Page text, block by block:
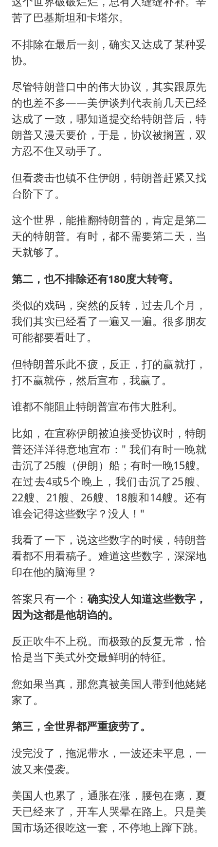
苦了巴基斯坦和卡塔尔。
不排除在最后一刻，确实又达成了某种妥
协。
尽管特朗普口中的伟大协议，其实跟原先
的也差不多——美伊谈判代表前几天已经
达成了一致，哪知道提交给特朗普后，特
朗普又漫天要价，于是，协议被搁置，双
方忍不住又动手了。
但看袭击也镇不住伊朗，特朗普赶紧又找
台阶下了。
这个世界，能推翻特朗普的，肯定是第二
天的特朗普。有时，都不需要第二天，当
天就够了。
第二，也不排除还有180度大转弯。
类似的戏码，突然的反转，过去几个月，
我们其实已经看了一遍又一遍。很多朋友
可能都要看吐了。
但特朗普乐此不疲，反正，打的赢就打，
打不赢就停，然后宣布，我赢了。
谁都不能阻止特朗普宣布伟大胜利。
比如，在宣称伊朗被迫接受协议时，特朗
普还洋洋得意地宣布：" 我们有时一晚就
击沉了25艘（伊朗）船；有时一晚15艘。
在过去4或5个晚上，我们击沉了25艘、
22艘、21艘、26艘、18艘和14艘。还有
谁会记得这些数字？没人！"
我看了一下，说这些数字的时候，特朗普
看都不用看稿子。难道这些数字，深深地
印在他的脑海里？
答案只有一个：确实没人知道这些数字，
因为这都是他胡诌的。
反正吹牛不上税。而极致的反复无常，恰
恰是当下美式外交最鲜明的特征。
您如果当真，那您真被美国人带到他姥姥
家了。
第三，全世界都严重疲劳了。
没完没了，拖泥带水，一波还未平息，一
波又来侵袭。
美国人也累了，通胀在涨，腰包在瘪，夏
天已经来了，开车人哭晕在路上。只是美
国市场还很吃这一套，不停地上蹿下跳。